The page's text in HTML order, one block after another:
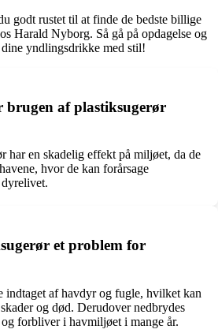
godt rustet til at finde de bedste billige
Harald Nyborg. Så gå på opdagelse og
yndlingsdrikke med stil!
af plastiksugerør
har en skadelig effekt på miljøet, da de
hvor de kan forårsage
et problem for
indtaget af havdyr og fugle, hvilket kan
og død. Derudover nedbrydes
forbliver i havmiljøet i mange år.